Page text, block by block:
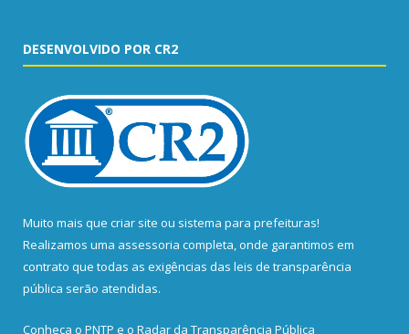
DESENVOLVIDO POR CR2
Muito mais que criar site ou sistema para prefeituras!
Realizamos uma assessoria completa, onde garantimos em
contrato que todas as exigências das leis de transparência
pública serão atendidas.
Conheça o PNTP e o Radar da Transparência Pública